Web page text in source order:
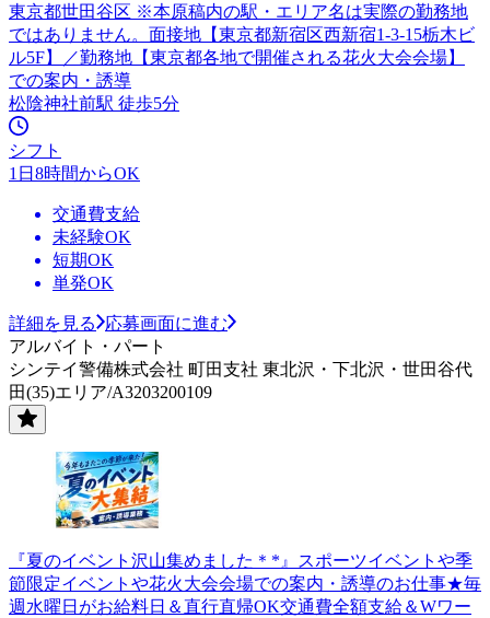
東京都世田谷区 ※本原稿内の駅・エリア名は実際の勤務地
ではありません。面接地【東京都新宿区西新宿1-3-15栃木ビ
ル5F】／勤務地【東京都各地で開催される花火大会会場】
での案内・誘導
松陰神社前駅 徒歩5分
シフト
1日8時間からOK
交通費支給
未経験OK
短期OK
単発OK
詳細を見る
応募画面に進む
アルバイト・パート
シンテイ警備株式会社 町田支社 東北沢・下北沢・世田谷代
田(35)エリア/A3203200109
『夏のイベント沢山集めました＊*』スポーツイベントや季
節限定イベントや花火大会会場での案内・誘導のお仕事★毎
週水曜日がお給料日＆直行直帰OK交通費全額支給＆Wワー